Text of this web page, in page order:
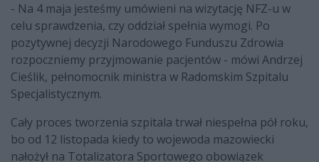
- Na 4 maja jesteśmy umówieni na wizytację NFZ-u w
celu sprawdzenia, czy oddział spełnia wymogi. Po
pozytywnej decyzji Narodowego Funduszu Zdrowia
rozpoczniemy przyjmowanie pacjentów - mówi Andrzej
Cieślik, pełnomocnik ministra w Radomskim Szpitalu
Specjalistycznym.
Cały proces tworzenia szpitala trwał niespełna pół roku,
bo od 12 listopada kiedy to wojewoda mazowiecki
nałożył na Totalizatora Sportowego obowiązek